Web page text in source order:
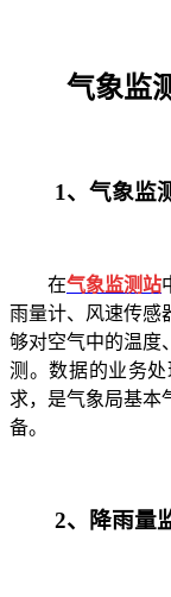
气象监测
1、气象监
在气象监测站
雨量计、风速传感
够对空气中的温度
测。数据的业务
求，是气象局基本
备。
2、降雨量